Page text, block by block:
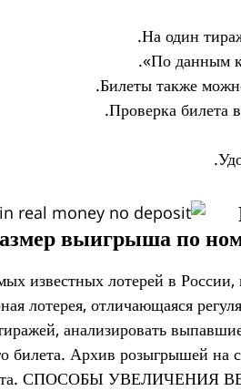
На один
По данным
Билеты также
Проверка билета
выигрыша по
известных лотерей в
лотерея, отличающаяся
тиражей, анализировать
билета. Архив розыгрышей на
СПОСОБЫ УВЕЛИЧЕНИЯ